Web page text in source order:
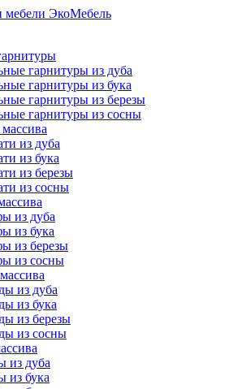
гарнитуры из дуба
гарнитуры из бука
гарнитуры из березы
гарнитуры из сосны
из дуба
из бука
из березы
из сосны
из дуба
из бука
из березы
из сосны
из дуба
из бука
из березы
из сосны
из дуба
из бука